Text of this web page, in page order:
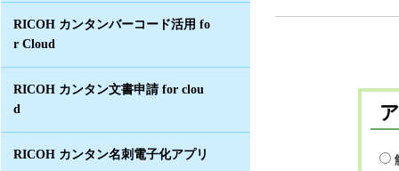
RICOH カンタンバーコード活用 fo
r Cloud
RICOH カンタン文書申請 for clou
d
RICOH カンタン名刺電子化アプリ